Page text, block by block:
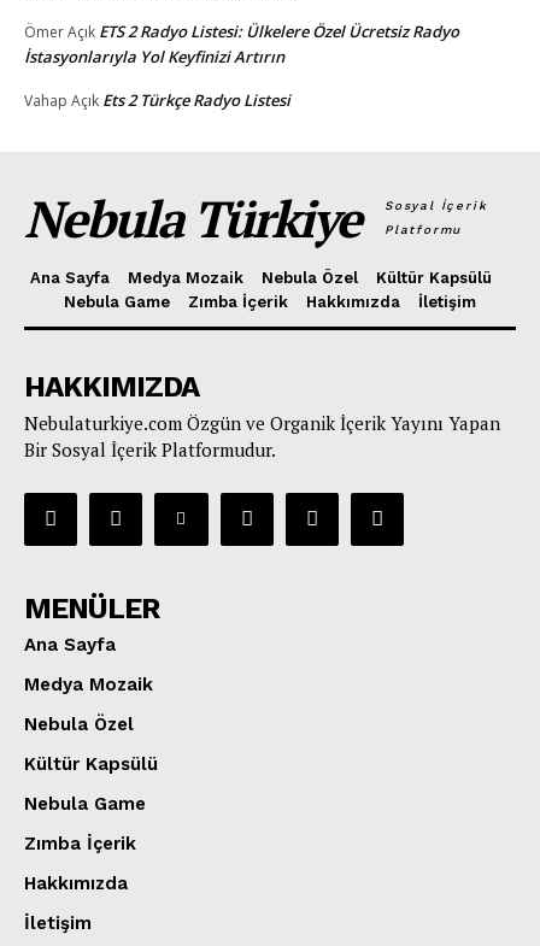
ÖmerAçık ETS 2 Radyo Listesi: Ülkelere Özel Ücretsiz Radyo
İstasyonlarıyla Yol Keyfinizi Artırın
Vahap Açık Ets 2 Türkçe Radyo Listesi
Nebula Türkiye
Sosyal İçerik
Platformu
Ana Sayfa Medya Mozaik Nebula Özel
Kültür Kapsülü
Nebula Game
Zımba İçerik Hakkımızda İletişim
HAKKIMIZDA
Nebulaturkiye.com Özgün ve Organik İçerik Yayını Yapan
Bir Sosyal İçerik Platformudur.
MENÜLER
Ana Sayfa
Medya Mozaik
Nebula Özel
Kültür Kapsülü
Nebula Game
Zımba İçerik
Hakkımızda
İletişim